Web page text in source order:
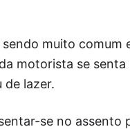
muito comum
motorista se
lazer.
se no assento